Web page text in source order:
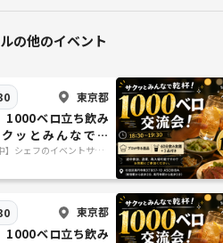
の他のイベント
東京都
1000ベロ立ち飲み
ッとみんなで乾
おひとり様大歓
】シェフのイベントサー
東京都
1000ベロ立ち飲み